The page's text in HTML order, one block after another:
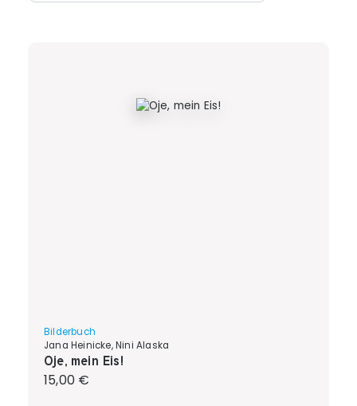
Bilderbuch
Jana Heinicke, Nini Alaska
Oje, mein Eis!
Regulärer Preis:
15,00 €